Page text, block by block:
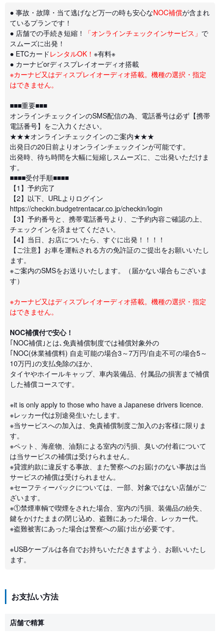
● 事故・故障・当て逃げなど万一の時も安心なNOC補償が含まれ
ているプランです！
● 店舗での手続き短縮！
「オンラインチェックインサービス」 で
スムーズに出発！
● ETCカード レンタルOK！ ※有料※
● カーナビorディスプレイオーディオ搭載
※カーナビ又はディスプレイオーディオ搭載。機種の選択・指定
はできません。
■■■重要■■■
オンラインチェックインのSMS配信の為、電話番号は必ず【携帯
電話番号】をご入力ください。
★★★オンラインチェックインのご案内★★★
出発日の20日前よりオンラインチェックインが可能です。
出発時、待ち時間を大幅に短縮しスムーズに、ご出発いただけま
す。
■■■■受付手順■■■■
【1】予約完了
【2】以下、URLよりログイン
https://checkin.budgetrentacar.co.jp/checkin/login
【3】予約番号と、携帯電話番号より、ご予約内容ご確認の上、
チェックインを済ませてください。
【4】当日、お店についたら、すぐに出発！！！！
【ご注意】お車を運転される方の免許証のご提出をお願いいたし
ます。
※ご案内のSMSをお送りいたします。（届かない場合もございま
す）
※カーナビ又はディスプレイオーディオ搭載。機種の選択・指定
はできません。
NOC補償付で安心！
｢NOC補償｣とは､免責補償制度では補償対象外の
｢NOC(休業補償料) 自走可能の場合3～7万円/自走不可の場合5～
10万円｣の支払免除のほか、
タイヤやホイールキャップ、車内装備品、付属品の損害まで補償
した補償コースです。
※it is only apply to those who have a Japanese drivers licence.
※レッカー代は別途発生いたします。
※当サービスへの加入は、免責補償制度ご加入のお客様に限りま
す。
※ペット、海産物、油類による室内の汚損、臭いの付着について
は当サービスの補償は受けられません。
※貸渡約款に違反する事故、また警察へのお届けのない事故は当
サービスの補償は受けられません。
※セーフティーパックについては、一部、対象ではない店舗がご
ざいます。
※①禁煙車輌で喫煙をされた場合、室内の汚損、装備品の紛失、
鍵をかけたままの閉じ込め、盗難にあった場合、レッカー代。
※盗難被害にあった場合は警察への届け出が必要です。
※USBケーブルは各自でお持ちいただきますよう、お願いいたし
ます。
お支払い方法
店舗で精算